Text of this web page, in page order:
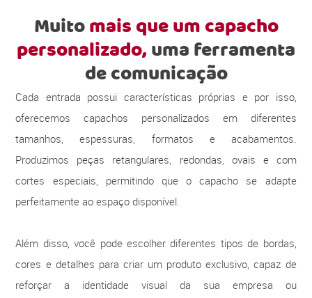
Muitomais que um capacho
personalizado,uma ferramenta
de comunicação
Cada entrada possui características próprias e por isso,
oferecemos capachos personalizados em diferentes
tamanhos, espessuras, formatos e acabamentos.
Produzimos peças retangulares, redondas, ovais e com
cortes especiais, permitindo que o capacho se adapte
perfeitamente ao espaço disponível.
Além disso, você pode escolher diferentes tipos de bordas,
cores e detalhes para criar um produto exclusivo, capaz de
reforçar a identidade visual da sua empresa ou